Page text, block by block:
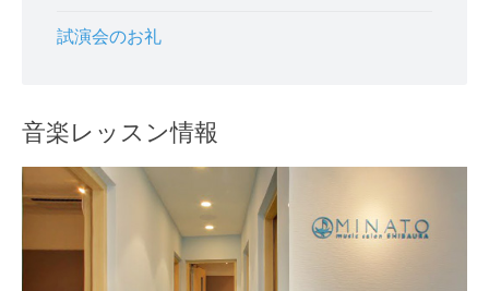
試演会のお礼
音楽レッスン情報